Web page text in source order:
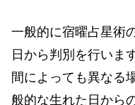
一般的に宿曜占星術
日から判別を行いま
間によっても異なる
般的な生れた日から